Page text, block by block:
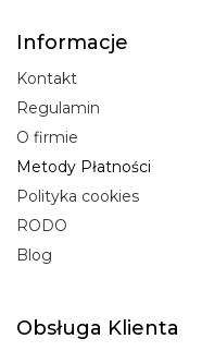
Informacje
Kontakt
Regulamin
O firmie
Metody Płatności
Polityka cookies
RODO
Blog
Obsługa Klienta